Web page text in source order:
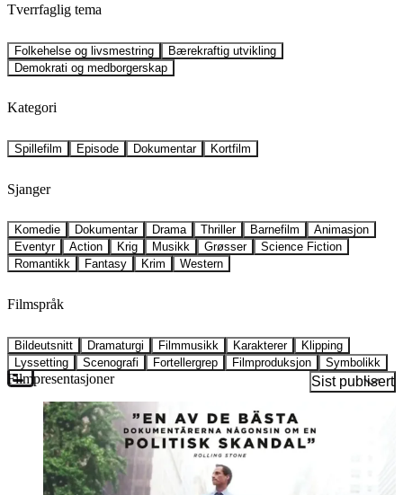
Tverrfaglig tema
Folkehelse og livsmestring
Bærekraftig utvikling
Demokrati og medborgerskap
Kategori
Spillefilm Episode Dokumentar Kortfilm
Sjanger
Komedie Dokumentar Drama Thriller Barnefilm
Animasjon
Eventyr
Action Krig Musikk Grøsser
Science Fiction
Romantikk
Fantasy Krim Western
Filmspråk
Bildeutsnitt Dramaturgi Filmmusikk Karakterer
Klipping
Lyssetting
Scenografi Fortellergrep Filmproduksjon Symbolikk
Sist publisert
Filmpresentasjoner